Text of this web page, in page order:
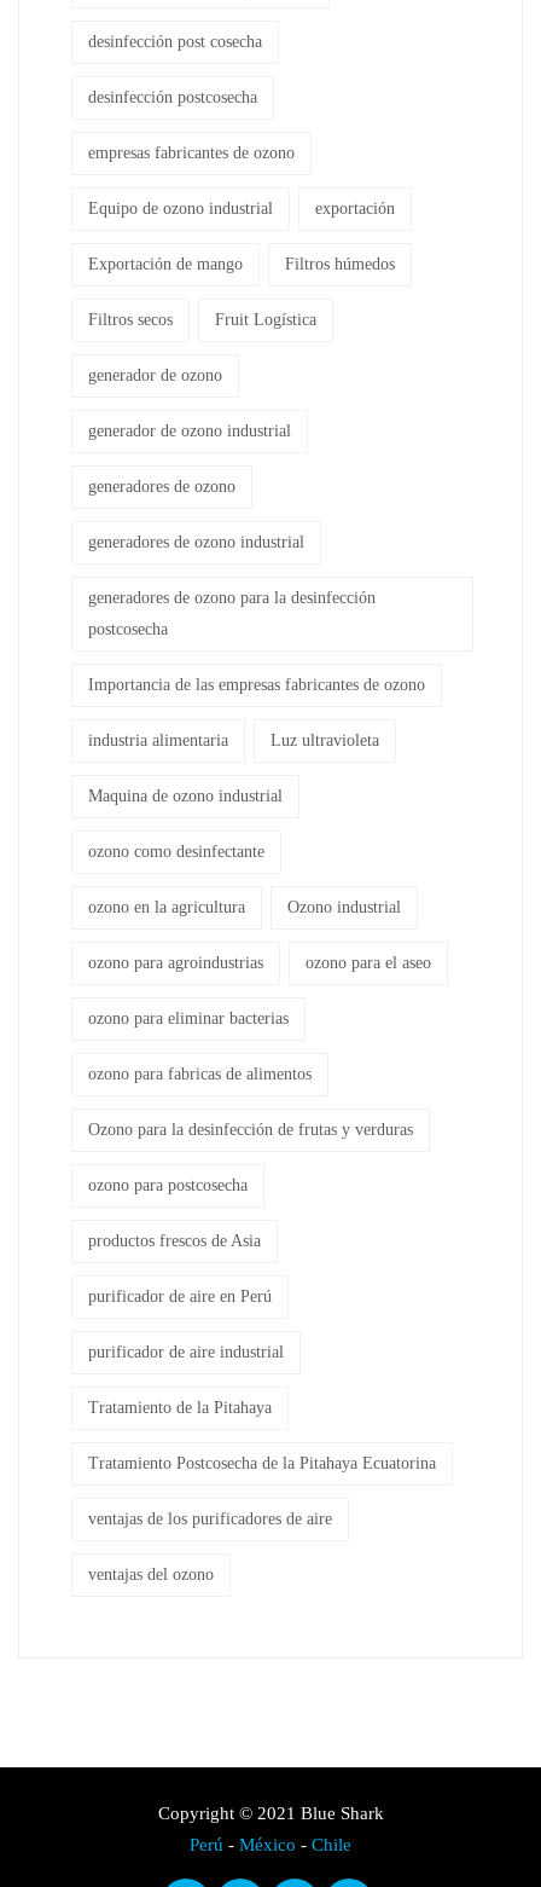
desinfección post cosecha
desinfección postcosecha
empresas fabricantes de ozono
Equipo de ozono industrial exportación
Exportación de mango Filtros húmedos
Filtros secos Fruit Logística
generador de ozono
generador de ozono industrial
generadores de ozono
generadores de ozono industrial
generadores de ozono para la desinfección
postcosecha
Importancia de las empresas fabricantes de ozono
industria alimentaria Luz ultravioleta
Maquina de ozono industrial
ozono como desinfectante
ozono en la agricultura Ozono industrial
ozono para agroindustrias ozono para el aseo
ozono para eliminar bacterias
ozono para fabricas de alimentos
Ozono para la desinfección de frutas y verduras
ozono para postcosecha
productos frescos de Asia
purificador de aire en Perú
purificador de aire industrial
Tratamiento de la Pitahaya
Tratamiento Postcosecha de la Pitahaya Ecuatorina
ventajas de los purificadores de aire
ventajas del ozono
Copyright © 2021 Blue Shark
Perú - México - Chile